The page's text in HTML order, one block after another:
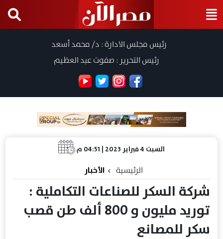
رئيس مجلس الادارة : د/ محمد أسعد
رئيس التحرير : صفوت عبد العظيم
السبت 4 فبراير 2023 | 04:51 م
الرئيسية الأخبار
شركة السكر للصناعات التكاملية :
توريد مليون و 800 ألف طن قصب
سكر للمصانع